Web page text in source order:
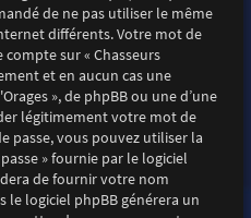
de ne pas utiliser le même
différents. Votre mot de
compte sur « Chasseurs
et en aucun cas une
», de phpBB ou une d’une
légitimement votre mot de
passe, vous pouvez utiliser la
» fournie par le logiciel
de fournir votre nom
le logiciel phpBB générera un